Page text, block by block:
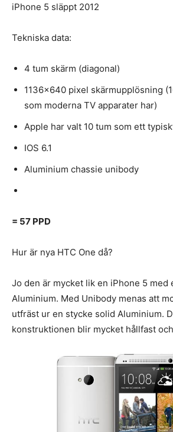
iPhone 5 släppt 2012
Tekniska data:
4 tum skärm (diagonal)
1136×640 pixel skärmupplösning
som moderna TV apparater har)
Apple har valt 10 tum som ett
IOS 6.1
Aluminium chassie unibody
= 57 PPD
Hur är nya HTC One då?
Jo den är mycket lik en iPhone 5 med
Aluminium. Med Unibody menas att
utfräst ur en stycke solid Aluminium.
konstruktionen blir mycket hållfast